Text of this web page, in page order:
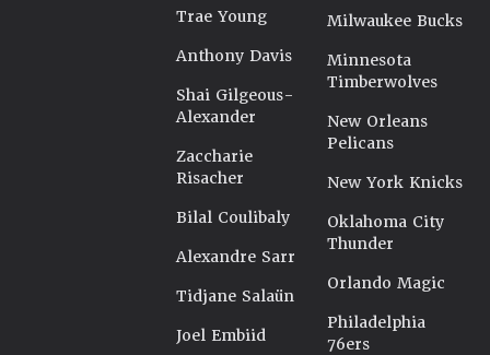
Trae Young
Anthony Davis
Shai Gilgeous-
Alexander
Zaccharie
Risacher
Bilal Coulibaly
Alexandre Sarr
Tidjane Salaün
Joel Embiid
Milwaukee Bucks
Minnesota
Timberwolves
New Orleans
Pelicans
New York Knicks
Oklahoma City
Thunder
Orlando Magic
Philadelphia
76ers